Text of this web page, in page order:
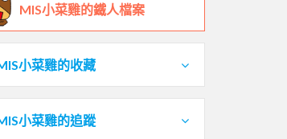
MIS小菜雞的鐵人檔案
小菜雞的收藏
小菜雞的追蹤